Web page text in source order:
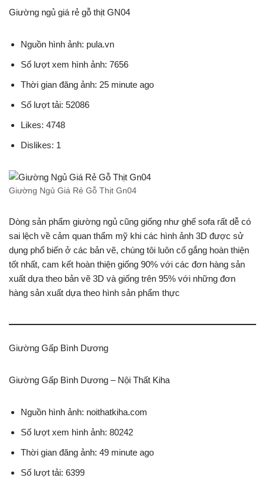
Giường ngủ giá rẻ gỗ thịt GN04
Nguồn hình ảnh: pula.vn
Số lượt xem hình ảnh: 7656
Thời gian đăng ảnh: 25 minute ago
Số lượt tải: 52086
Likes: 4748
Dislikes: 1
Giường Ngủ Giá Rẻ Gỗ Thịt Gn04
Dòng sản phẩm giường ngủ cũng giống như ghế sofa rất dễ có
sai lệch về cảm quan thẩm mỹ khi các hình ảnh 3D được sử
dụng phổ biến ở các bản vẽ, chúng tôi luôn cố gắng hoàn thiện
tốt nhất, cam kết hoàn thiện giống 90% với các đơn hàng sản
xuất dựa theo bản vẽ 3D và giống trên 95% với những đơn
hàng sản xuất dựa theo hình sản phẩm thực
Giường Gấp Bình Dương
Giường Gấp Bình Dương – Nội Thất Kiha
Nguồn hình ảnh: noithatkiha.com
Số lượt xem hình ảnh: 80242
Thời gian đăng ảnh: 49 minute ago
Số lượt tải: 6399